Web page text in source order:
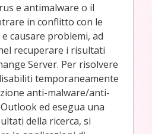
e antimalware o il
in conflitto con le
causare problemi, ad
recuperare i risultati
Server. Per risolvere
temporaneamente
anti-malware/anti-
ed esegua una
della ricerca, si